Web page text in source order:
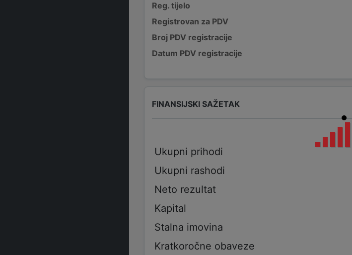
Reg. tijelo
Registrovan za PDV
Broj PDV registracije
Datum PDV registracije
FINANSIJSKI SAŽETAK
Ukupni prihodi
Ukupni rashodi
Neto rezultat
Kapital
Stalna imovina
Kratkoročne obaveze